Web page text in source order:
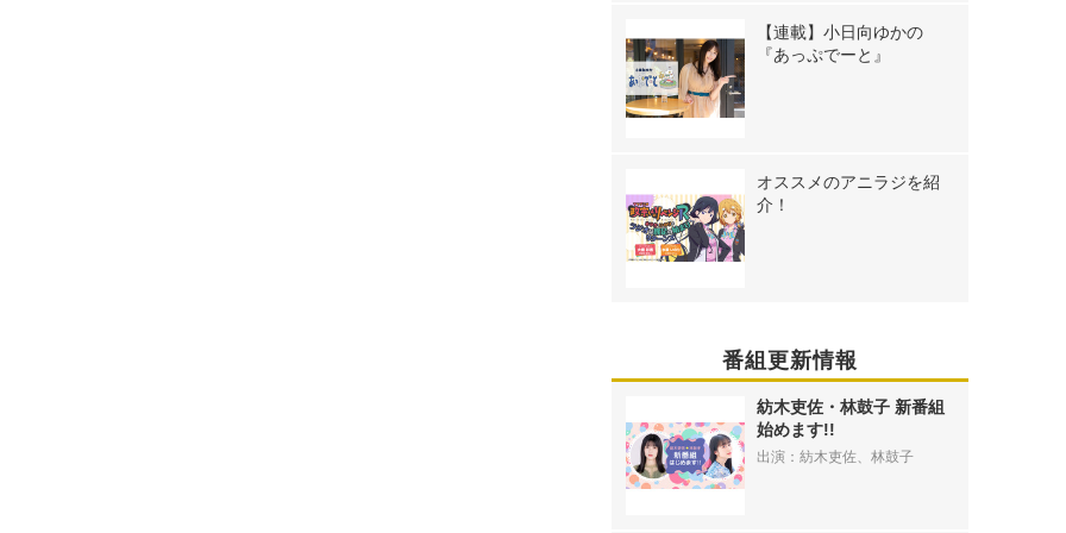
【連載】小日向ゆかの
『あっぷでーと』
オススメのアニラジを紹
介！
番組更新情報
紡木吏佐・林鼓子 新番組
始めます!!
出演：紡木吏佐、林鼓子